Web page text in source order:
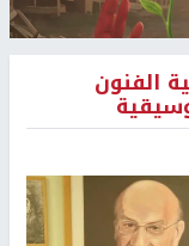
الفنون